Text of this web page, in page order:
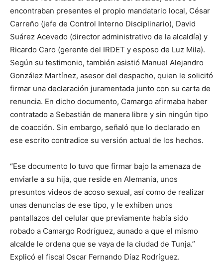
encontraban presentes el propio mandatario local, César
Carreño (jefe de Control Interno Disciplinario), David
Suárez Acevedo (director administrativo de la alcaldía) y
Ricardo Caro (gerente del IRDET y esposo de Luz Mila).
Según su testimonio, también asistió Manuel Alejandro
González Martínez, asesor del despacho, quien le solicitó
firmar una declaración juramentada junto con su carta de
renuncia. En dicho documento, Camargo afirmaba haber
contratado a Sebastián de manera libre y sin ningún tipo
de coacción. Sin embargo, señaló que lo declarado en
ese escrito contradice su versión actual de los hechos.
“Ese documento lo tuvo que firmar bajo la amenaza de
enviarle a su hija, que reside en Alemania, unos
presuntos videos de acoso sexual, así como de realizar
unas denuncias de ese tipo, y le exhiben unos
pantallazos del celular que previamente había sido
robado a Camargo Rodríguez, aunado a que el mismo
alcalde le ordena que se vaya de la ciudad de Tunja.”
Explicó el fiscal Oscar Fernando Díaz Rodríguez.